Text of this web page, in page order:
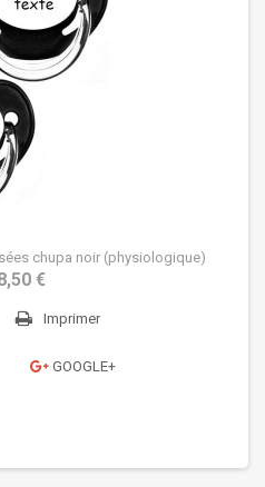
chupa noir (physiologique)
€
Imprimer
GOOGLE+